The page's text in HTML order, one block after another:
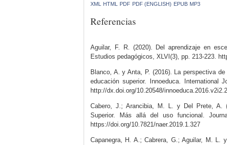
XML HTML PDF PDF (ENGLISH) EPUB MP3
Referencias
Aguilar, F. R. (2020). Del aprendizaje en
Estudios pedagógicos, XLVI(3), pp. 213-223.
Blanco, A. y Anta, P. (2016). La perspectiva
educación superior. Innoeduca. International
http://dx.doi.org/10.20548/
Cabero, J.; Arancibia, M. L. y Del Prete, A.
Superior. Más allá del uso funcional.
https://doi.org/10.7821/naer.2019.1.327
Capanegra, H. A.; Cabrera, G.; Aguilar, M.